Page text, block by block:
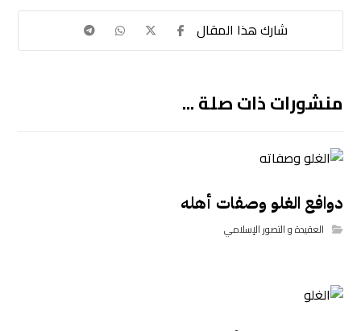
منشورات ذات صلة ...
دوافع الغلو وصفات أهله
العقيدة و التصور الإسلامي